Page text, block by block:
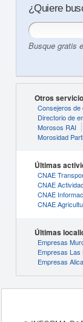
¿Quiere
Busque gratis
Otros
Consejeros de
Directorio de
Morosos RAI
Morosidad
Últimas
CNAE
CNAE
CNAE
CNAE
Últimas
Empresas
Empresas Las
Empresas